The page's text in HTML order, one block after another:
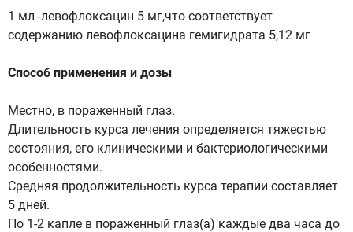
1 мл -левофлоксацин 5 мг,что соответствует
содержанию левофлоксацина гемигидрата 5,12 мг
Способ применения и дозы
Местно, в пораженный глаз.
Длительность курса лечения определяется тяжестью
состояния, его клиническими и бактериологическими
особенностями.
Средняя продолжительность курса терапии составляет
5 дней.
По 1-2 капле в пораженный глаз(а) каждые два часа до